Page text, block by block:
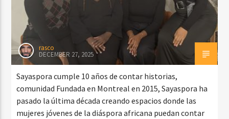
rasco
DECEMBER 27, 2025
Sayaspora cumple 10 años de contar historias,
comunidad Fundada en Montreal en 2015, Sayaspora ha
pasado la última década creando espacios donde las
mujeres jóvenes de la diáspora africana puedan contar